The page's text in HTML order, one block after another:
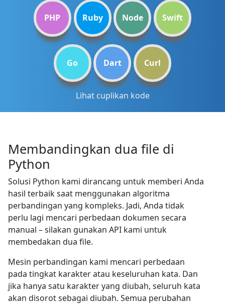
PHP Ruby Node Swift
Go Dart Curl
Lihat cuplikan kode
Membandingkan dua file di
Python
Solusi Python kami dirancang untuk memberi Anda
hasil terbaik saat menggunakan algoritma
perbandingan yang kompleks. Jadi, Anda tidak
perlu lagi mencari perbedaan dokumen secara
manual – silakan gunakan API kami untuk
membedakan dua file.
Mesin perbandingan kami mencari perbedaan
pada tingkat karakter atau keseluruhan kata. Dan
jika hanya satu karakter yang diubah, seluruh kata
akan disorot sebagai diubah. Semua perubahan